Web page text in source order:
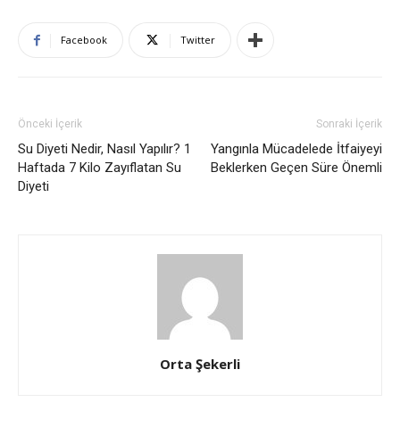
Facebook Twitter
Önceki İçerik
Su Diyeti Nedir, Nasıl Yapılır? 1
Haftada 7 Kilo Zayıflatan Su
Diyeti
Sonraki İçerik
Yangınla Mücadelede İtfaiyeyi
Beklerken Geçen Süre Önemli
Orta Şekerli